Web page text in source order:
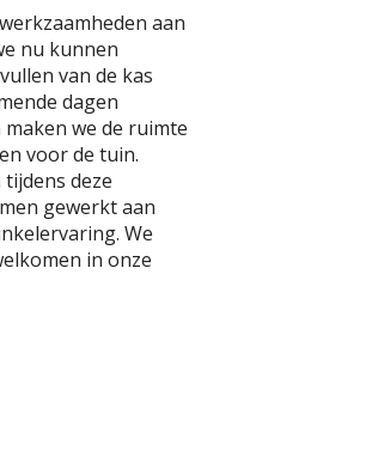
aan
nu kunnen
van de kas
dagen
we de ruimte
voor de tuin.
deze
gewerkt aan
We
in onze